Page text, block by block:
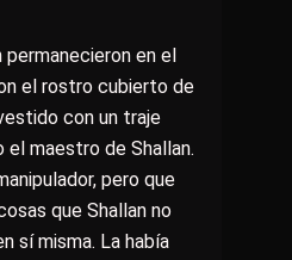
permanecieron en el
el rostro cubierto de
con un traje
el maestro de Shallan.
pero que
que Shallan no
sí misma. La había